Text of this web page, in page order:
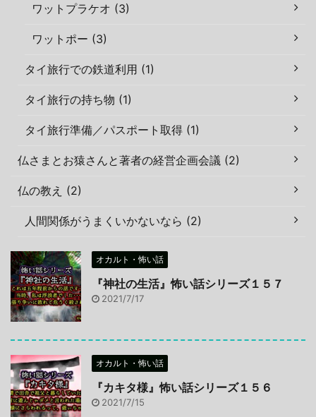
ワットプラケオ (3)
ワットポー (3)
タイ旅行での鉄道利用 (1)
タイ旅行の持ち物 (1)
タイ旅行準備／パスポート取得 (1)
仏さまとお猿さんと著者の経営企画会議 (2)
仏の教え (2)
人間関係がうまくいかないなら (2)
オカルト・怖い話
『神社の生活』怖い話シリーズ１５７
2021/7/17
オカルト・怖い話
『カキタ様』怖い話シリーズ１５６
2021/7/15